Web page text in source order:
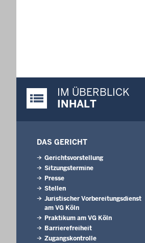
Justiz-Portal im Überblick:
IM ÜBERBLICK
INHALT
DAS GERICHT
Gerichtsvorstellung
Sitzungstermine
Presse
Stellen
Juristischer Vorbereitungsdienst
am VG Köln
Praktikum am VG Köln
Barrierefreiheit
Zugangskontrolle